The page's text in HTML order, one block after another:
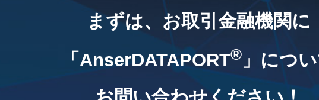
まずは、お取引金融機関に
「AnserDATAPORT®」につ